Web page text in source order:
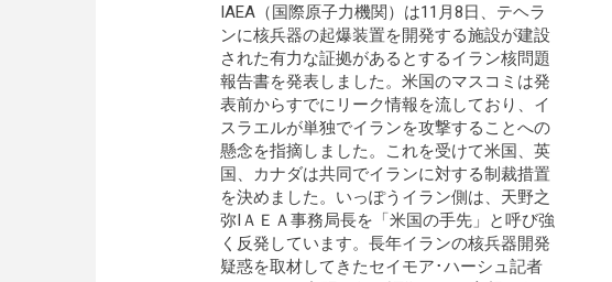
IAEA（国際原子力機関）は11月8日、テヘラ
ンに核兵器の起爆装置を開発する施設が建設
された有力な証拠があるとするイラン核問題
報告書を発表しました。米国のマスコミは発
表前からすでにリーク情報を流しており、イ
スラエルが単独でイランを攻撃することへの
懸念を指摘しました。これを受けて米国、英
国、カナダは共同でイランに対する制裁措置
を決めました。いっぽうイラン側は、天野之
弥IＡＥＡ事務局長を「米国の手先」と呼び強
く反発しています。長年イランの核兵器開発
疑惑を取材してきたセイモア･ハーシュ記者